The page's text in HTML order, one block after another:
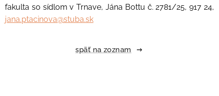
fakulta so sídlom v Trnave, Jána Bottu č. 2781/25, 917 24,
jana.ptacinova@stuba.sk
späť na zoznam